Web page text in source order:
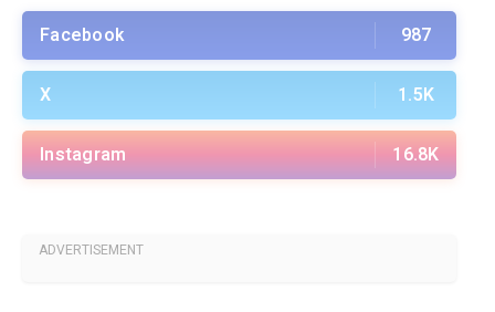
Facebook 987
X 1.5K
Instagram 16.8K
ADVERTISEMENT